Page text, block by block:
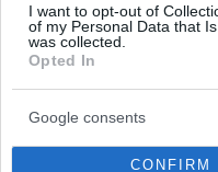
I want to opt-out of
of my Personal Data that
was collected.
Opted In
Google consents
CONFIRM